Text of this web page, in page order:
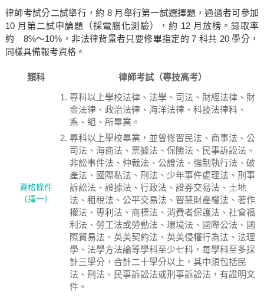
律師考試分二試舉行，約 8 月舉行第一試選擇題，通過者可參加
10 月第二試申論題（採電腦化測驗），約 12 月放榜。錄取率
約 8%～10%，非法律背景者只要修畢指定的 7 科共 20 學分，
同樣具備報考資格。
類科 律師考試（專技高考）
資格條件
（擇一）
專科以上學校法律、法學、司法、財經法律、財
金法律、政治法律、海洋法律、科技法律科、
系、組、所畢業。
專科以上學校畢業，並曾修習民法、商事法、公
司法、海商法、票據法、保險法、民事訴訟法、
非訟事件法、仲裁法、公證法、強制執行法、破
產法、國際私法、刑法、少年事件處理法、刑事
訴訟法、證據法、行政法、證券交易法、土地
法、租稅法、公平交易法、智慧財產權法、著作
權法、專利法、商標法、消費者保護法、社會福
利法、勞工法或勞動法、環境法、國際公法、國
際貿易法、英美契約法、英美侵權行為法、法理
學、法學方法論等學科至少七科，每學科至多採
計三學分，合計二十學分以上，其中須包括民
法、刑法、民事訴訟法或刑事訴訟法，有證明文
件。